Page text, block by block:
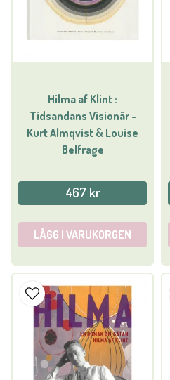
Hilma af Klint :
Tidsandans Visionär -
Kurt Almqvist & Louise
Belfrage
467 kr
LÄGG I VARUKORGEN